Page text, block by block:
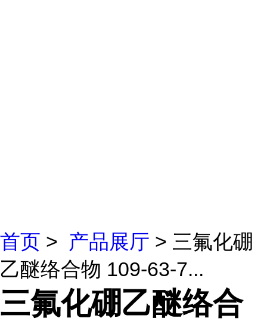
首页 > 产品展厅 > 三氟化硼
乙醚络合物 109-63-7...
三氟化硼乙醚络合